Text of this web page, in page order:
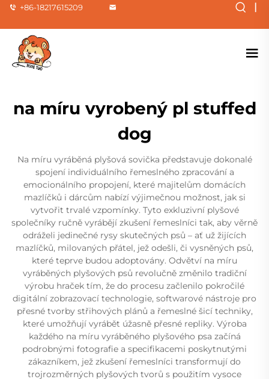
+86-18217615209 |
na míru vyrobený pl stuffed
dog
Na míru vyráběná plyšová sovička představuje dokonalé
spojení individuálního řemeslného zpracování a
emocionálního propojení, které majitelům domácích
mazlíčků i dárcům nabízí výjimečnou možnost, jak si
vytvořit trvalé vzpomínky. Tyto exkluzivní plyšové
společníky ručně vyrábějí zkušení řemeslníci tak, aby věrně
odráželi jedinečné rysy skutečných psů – ať už žijících
mazlíčků, milovaných přátel, jež odešli, či vysněných psů,
které teprve budou adoptovány. Odvětví na míru
vyráběných plyšových psů revolučně změnilo tradiční
výrobu hraček tím, že do procesu začlenilo pokročilé
digitální zobrazovací technologie, softwarové nástroje pro
přesné tvorby střihových plánů a řemeslné šicí techniky,
které umožňují vyrábět úžasně přesné repliky. Výroba
každého na míru vyráběného plyšového psa začíná
podrobnými fotografie a specifikacemi poskytnutými
zákazníkem, jež zkušení řemeslníci transformují do
trojrozměrných plyšových tvorů s použitím vysoce